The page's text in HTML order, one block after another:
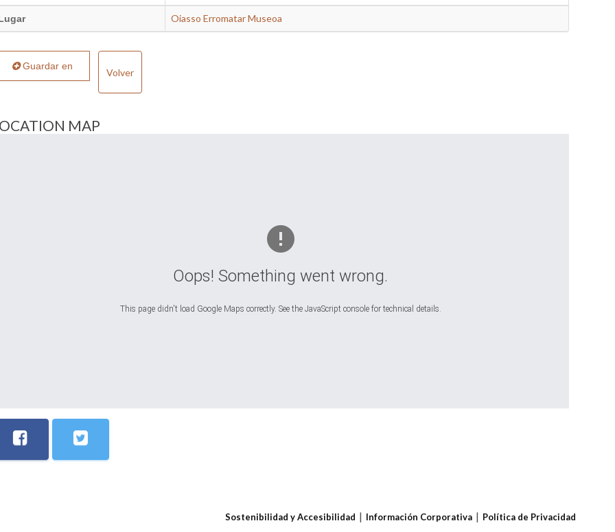
Oiasso Erromatar Museoa
Guardar en
Volver
MAP
Oops! Something went wrong.
This page didn't load Google Maps correctly. See the JavaScript console for technical details.
Sostenibilidad y Accesibilidad Información Corporativa Política de Privacidad